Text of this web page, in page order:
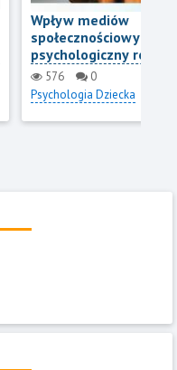
Wpływ mediów
społecznościowych na
psychologiczny
samoocenę
576
0
Psychologia Dziecka